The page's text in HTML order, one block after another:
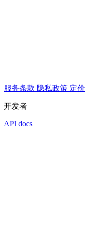
服务条款 隐私政策 定价
开发者
API docs